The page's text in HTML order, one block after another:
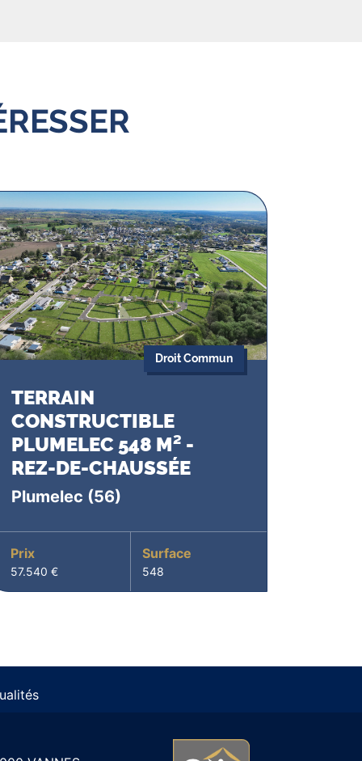
Droit Commun
TERRAIN
CONSTRUCTIBLE
PLUMELEC 548 M² -
REZ-DE-CHAUSSÉE
Plumelec (56)
Prix
57.540 €
Surface
548